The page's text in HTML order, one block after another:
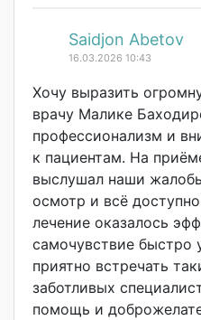
Saidjon Abetov
16.03.2026 10:43
Хочу выразить
врачу Малике
профессионализм и
к пациентам. На
выслушал наши
осмотр и всё
лечение оказалось
самочувствие быстро
приятно встречать
заботливых
помощь и